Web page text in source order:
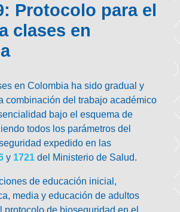
Protocolo para el
clases en
en Colombia ha sido gradual y
combinación del trabajo académico
bajo el esquema de
todos los parámetros del
expedido en las
y 1721 del Ministerio de Salud.
de educación inicial,
media y educación de adultos